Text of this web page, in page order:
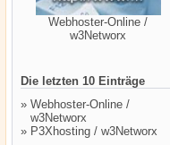
Webhoster-Online /
w3Networx
Die letzten 10 Einträge
» Webhoster-Online /
w3Networx
» P3Xhosting / w3Networx